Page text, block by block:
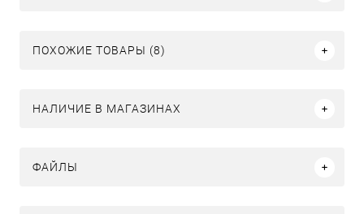
ПОХОЖИЕ ТОВАРЫ (8)
НАЛИЧИЕ В МАГАЗИНАХ
ФАЙЛЫ